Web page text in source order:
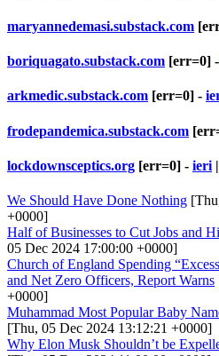
maryannedemasi.substack.com
boriquagato.substack.com [err=0] -
arkmedic.substack.com [err=0] -
frodepandemica.substack.com
lockdownsceptics.org [err=0] - ieri |
We Should Have Done Nothing
+0000]
Half of Businesses to Cut Jobs and
05 Dec 2024 17:00:00 +0000]
Church of England Spending
and Net Zero Officers, Report Warns
+0000]
Muhammad Most Popular Baby
[Thu, 05 Dec 2024 13:12:21 +0000]
Why Elon Musk Shouldn’t be